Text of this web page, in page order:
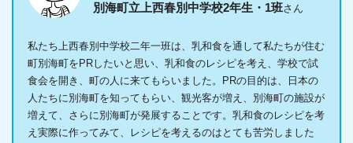
別海町立上西春別中学校2年生・1班さん
私たち上西春別中学校二年一班は、乳和食を通して私たちが住む
町別海町をPRしたいと思い、乳和食のレシピを考え、学校で試
食会を開き、町の人に来てもらいました。PRの目的は、日本の
人たちに別海町を知ってもらい、観光客が増え、別海町の施設が
増えて、さらに別海町が発展することです。乳和食のレシピを考
え実際に作ってみて、レシピを考えるのはとても苦労しました